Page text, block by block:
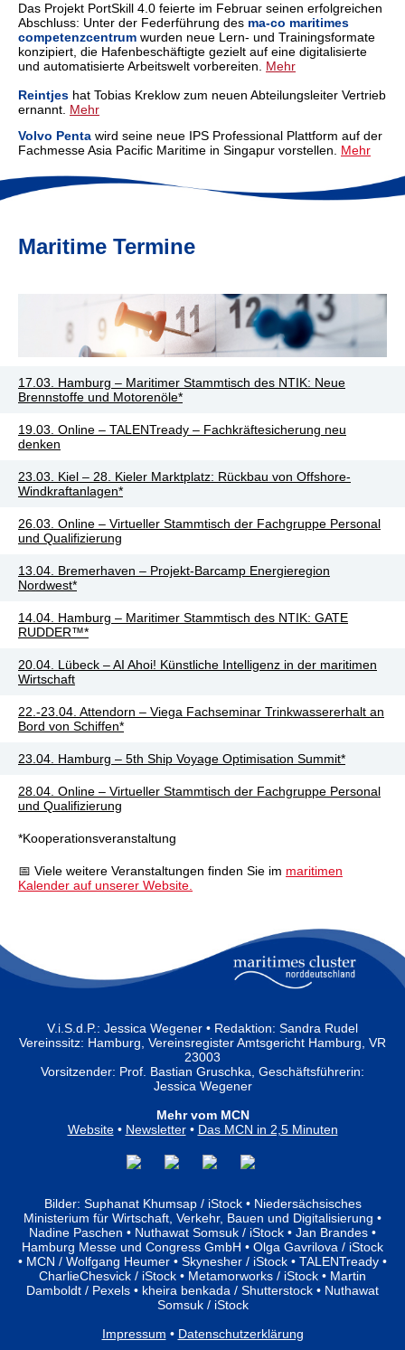
Das Projekt PortSkill 4.0 feierte im Februar seinen erfolgreichen
Abschluss: Unter der Federführung des ma‑co maritimes
competenzcentrum wurden neue Lern- und Trainingsformate
konzipiert, die Hafenbeschäftigte gezielt auf eine digitalisierte
und automatisierte Arbeitswelt vorbereiten. Mehr
Reintjes hat Tobias Kreklow zum neuen Abteilungsleiter Vertrieb
ernannt. Mehr
Volvo Penta wird seine neue IPS Professional Plattform auf der
Fachmesse Asia Pacific Maritime in Singapur vorstellen. Mehr
Maritime Termine
17.03. Hamburg – Maritimer Stammtisch des NTIK: Neue
Brennstoffe und Motorenöle*
19.03. Online – TALENTready – Fachkräftesicherung neu
denken
23.03. Kiel – 28. Kieler Marktplatz: Rückbau von Offshore-
Windkraftanlagen*
26.03. Online – Virtueller Stammtisch der Fachgruppe Personal
und Qualifizierung
13.04. Bremerhaven – Projekt-Barcamp Energieregion
Nordwest*
14.04. Hamburg – Maritimer Stammtisch des NTIK: GATE
RUDDER™*
20.04. Lübeck – AI Ahoi! Künstliche Intelligenz in der maritimen
Wirtschaft
22.-23.04. Attendorn – Viega Fachseminar Trinkwassererhalt an
Bord von Schiffen*
23.04. Hamburg – 5th Ship Voyage Optimisation Summit*
28.04. Online – Virtueller Stammtisch der Fachgruppe Personal
und Qualifizierung
*Kooperationsveranstaltung
📅 Viele weitere Veranstaltungen finden Sie im maritimen
Kalender auf unserer Website.
V.i.S.d.P.: Jessica Wegener • Redaktion: Sandra Rudel
Vereinssitz: Hamburg, Vereinsregister Amtsgericht Hamburg, VR
23003
Vorsitzender: Prof. Bastian Gruschka, Geschäftsführerin:
Jessica Wegener
Mehr vom MCN
Website• Newsletter• Das MCN in 2,5 Minuten
Bilder: Suphanat Khumsap / iStock • Niedersächsisches
Ministerium für Wirtschaft, Verkehr, Bauen und Digitalisierung •
Nadine Paschen • Nuthawat Somsuk / iStock • Jan Brandes •
Hamburg Messe und Congress GmbH • Olga Gavrilova / iStock
• MCN / Wolfgang Heumer • Skynesher / iStock • TALENTready •
CharlieChesvick / iStock • Metamorworks / iStock • Martin
Damboldt / Pexels • kheira benkada / Shutterstock • Nuthawat
Somsuk / iStock
Impressum • Datenschutzerklärung